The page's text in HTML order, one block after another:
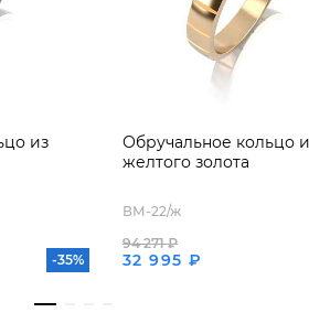
из
-35%
Обручальное кольцо
желтого золота
ВМ-22/ж
32 995 ₽
94 271 ₽